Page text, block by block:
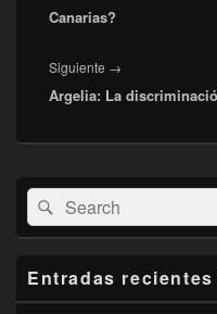
Canarias?
Siguiente →
siguiente:
Argelia: La
El
área
de
widget
lateral
primaria
Buscar
por:
Buscar
Entradas recientes